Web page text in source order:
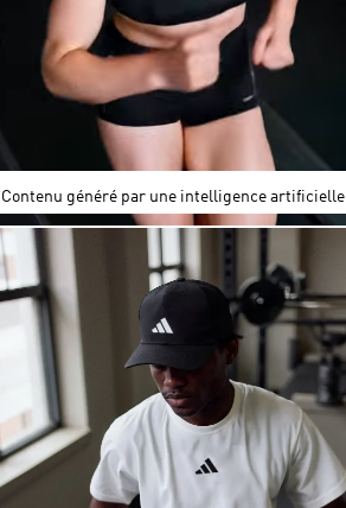
Contenu généré par une intelligence artificielle